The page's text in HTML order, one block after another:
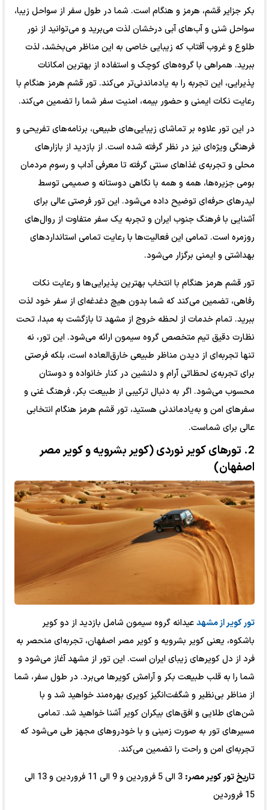
بکر جزایر قشم، هرمز و هنگام است. شما در طول سفر از سواحل زیبا،
سواحل شنی و آب‌های آبی درخشان لذت می‌برید و می‌توانید از نور
طلوع و غروب آفتاب که زیبایی خاصی به این مناظر می‌بخشد، لذت
ببرید. همراهی با گروه‌های کوچک و استفاده از بهترین امکانات
پذیرایی، این تجربه را به یادماندنی‌تر می‌کند. تور قشم هرمز هنگام با
رعایت نکات ایمنی و حضور بیمه‌، امنیت سفر شما را تضمین می‌کند.
در این تور علاوه بر تماشای زیبایی‌های طبیعی، برنامه‌های تفریحی و
فرهنگی ویژه‌ای نیز در نظر گرفته شده است. از بازدید از بازارهای
محلی و تجربه‌ی غذاهای سنتی گرفته تا معرفی آداب و رسوم مردمان
بومی جزیره‌ها، همه و همه با نگاهی دوستانه و صمیمی توسط
لیدرهای حرفه‌ای توضیح داده می‌شود. این تور فرصتی عالی برای
آشنایی با فرهنگ جنوب ایران و تجربه یک سفر متفاوت از روال‌های
روزمره است. تمامی این فعالیت‌ها با رعایت تمامی استانداردهای
بهداشتی و ایمنی برگزار می‌شود.
تور قشم هرمز هنگام با انتخاب بهترین پذیرایی‌ها و رعایت نکات
رفاهی، تضمین می‌کند که شما بدون هیچ دغدغه‌ای از سفر خود لذت
ببرید. تمام خدمات از لحظه خروج از مشهد تا بازگشت به مبدا، تحت
نظارت دقیق تیم متخصص گروه سیمون ارائه می‌شود. این تور، نه
تنها تجربه‌ای از دیدن مناظر طبیعی خارق‌العاده است، بلکه فرصتی
برای تجربه‌ی لحظاتی آرام و دلنشین در کنار خانواده و دوستان
محسوب می‌شود. اگر به دنبال ترکیبی از طبیعت بکر، فرهنگ غنی و
سفرهای امن و به‌یادماندنی هستید، تور قشم هرمز هنگام انتخابی
عالی برای شماست.
2. تورهای کویر نوردی (کویر بشرویه و کویر مصر
اصفهان)
تور کویر از مشهدعیدانه گروه سیمون شامل بازدید از دو کویر
باشکوه، یعنی کویر بشرویه و کویر مصر اصفهان، تجربه‌ای منحصر به
فرد از دل کویرهای زیبای ایران است. این تور از مشهد آغاز می‌شود و
شما را به قلب طبیعت بکر و آرامش کویرها می‌برد. در طول سفر، شما
از مناظر بی‌نظیر و شگفت‌انگیز کویری بهره‌مند خواهید شد و با
شن‌های طلایی و افق‌های بیکران کویر آشنا خواهید شد. تمامی
مسیرهای تور به صورت زمینی و با خودروهای مجهز طی می‌شود که
تجربه‌ای امن و راحت را تضمین می‌کند.
تاریخ تور کویر مصر:
3 الی 5 فروردین و 9 الی 11 فروردین و 13 الی
15 فروردین